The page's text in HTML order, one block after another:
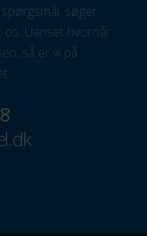
søger
Uanset hvornår
så er vi på